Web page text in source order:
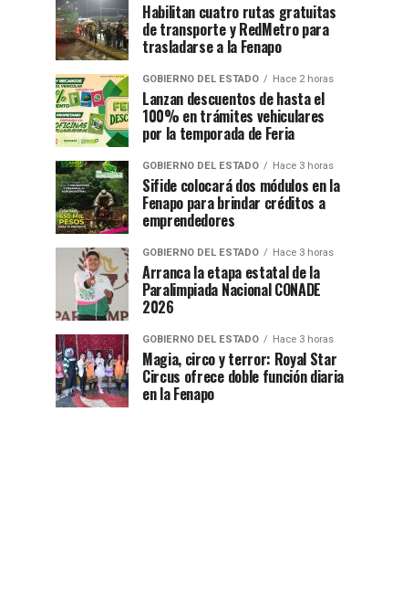
Habilitan cuatro rutas gratuitas
de transporte y RedMetro para
trasladarse a la Fenapo
GOBIERNO DEL ESTADO Hace 2 horas
Lanzan descuentos de hasta el
100% en trámites vehiculares
por la temporada de Feria
GOBIERNO DEL ESTADO Hace 3 horas
Sifide colocará dos módulos en la
Fenapo para brindar créditos a
emprendedores
GOBIERNO DEL ESTADO Hace 3 horas
Arranca la etapa estatal de la
Paralimpiada Nacional CONADE
2026
GOBIERNO DEL ESTADO Hace 3 horas
Magia, circo y terror: Royal Star
Circus ofrece doble función diaria
en la Fenapo